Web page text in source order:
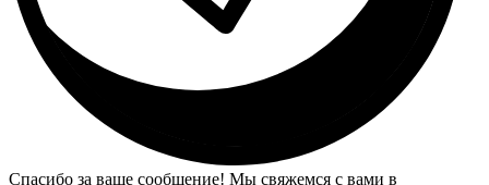
Спасибо за ваше сообщение! Мы свяжемся с вами в